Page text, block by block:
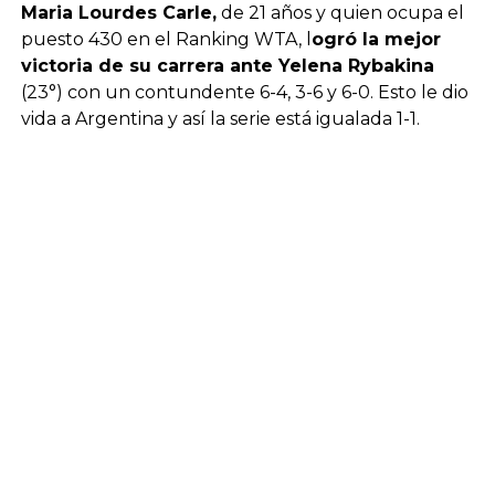
Maria Lourdes Carle,de 21 años y quien ocupa el
puesto 430 en el Ranking WTA, l ogró la mejor
victoria de su carrera ante Yelena Rybakina
(23°) con un contundente 6-4, 3-6 y 6-0. Esto le dio
vida a Argentina y así la serie está igualada 1-1.